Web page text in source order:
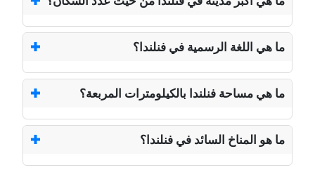
ما هي اللغة الرسمية في فنلندا؟
ما هي مساحة فنلندا بالكيلومترات المربعة؟
ما هو المناخ السائد في فنلندا؟